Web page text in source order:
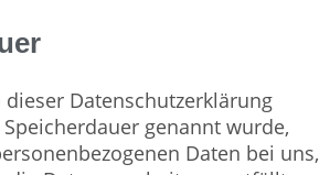
Datenschutzerklärung
genannt wurde,
Daten bei uns,